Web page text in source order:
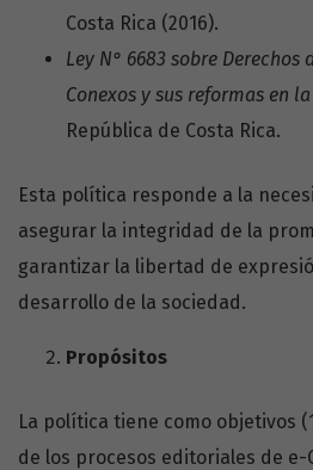
Costa Rica (2016).
Ley N° 6683 sobre Derechos
Conexos y sus reformas en la
República de Costa Rica.
Esta política responde a la
asegurar la integridad de la
garantizar la libertad de
desarrollo de la sociedad.
Propósitos
La política tiene como objetivos
de los procesos editoriales de e-